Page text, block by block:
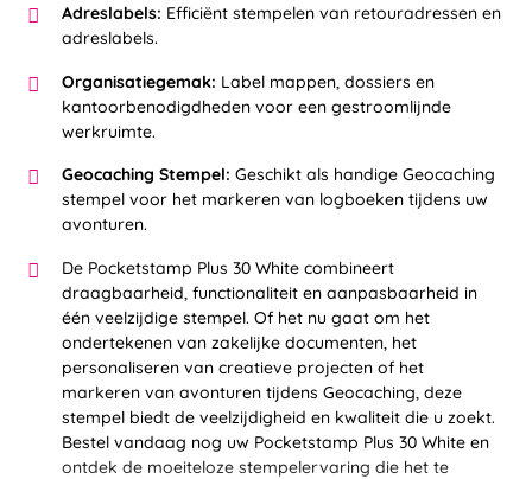
Adreslabels: Efficiënt stempelen van retouradressen en
adreslabels.
Organisatiegemak: Label mappen, dossiers en
kantoorbenodigdheden voor een gestroomlijnde
werkruimte.
Geocaching Stempel: Geschikt als handige Geocaching
stempel voor het markeren van logboeken tijdens uw
avonturen.
De Pocketstamp Plus 30 White combineert
draagbaarheid, functionaliteit en aanpasbaarheid in
één veelzijdige stempel. Of het nu gaat om het
ondertekenen van zakelijke documenten, het
personaliseren van creatieve projecten of het
markeren van avonturen tijdens Geocaching, deze
stempel biedt de veelzijdigheid en kwaliteit die u zoekt.
Bestel vandaag nog uw Pocketstamp Plus 30 White en
ontdek de moeiteloze stempelervaring die het te